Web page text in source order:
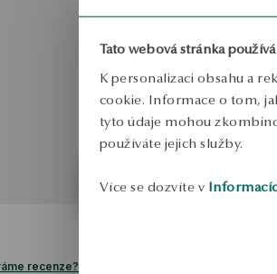
Tato webová stránka
K personalizaci obsahu a
cookie. Informace o tom,
tyto údaje mohou
používáte jejich služby.
Více se dozvíte v
recenze?